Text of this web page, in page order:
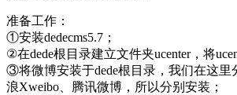
准备工作：
①安装dedecms5.7；
②在dede根目录建立文件夹ucenter，将
③将微博安装于dede根目录，我们在这里
浪Xweibo、腾讯微博，所以分别安装；